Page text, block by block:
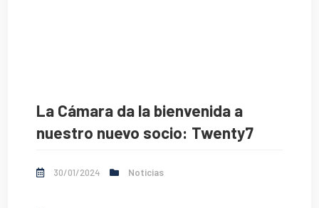
La Cámara da la bienvenida a
nuestro nuevo socio: Twenty7
30/01/2024 Noticias